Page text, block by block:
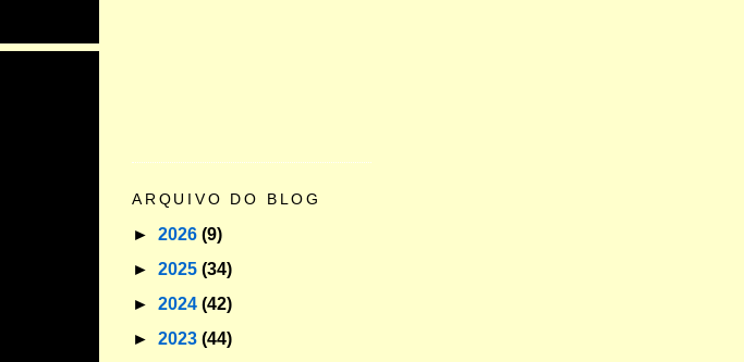
ARQUIVO DO BLOG
► 2026 (9)
► 2025 (34)
► 2024 (42)
► 2023 (44)